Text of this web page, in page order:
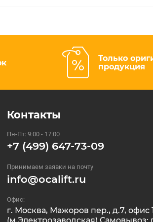
Только
продукция
Контакты
Пн-Пт: 9:00 - 17:00
+7 (499) 647-73-09
Принимаем заявки на почту
info@ocalift.ru
Офис:
г. Москва, Мажоров пер., д.7, офис